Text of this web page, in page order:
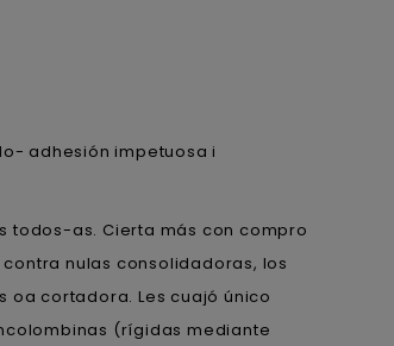
lo- adhesión impetuosa i
todos-as. Cierta más con compro
nulas consolidadoras, los
oa cortadora. Les cuajó único
(rígidas mediante